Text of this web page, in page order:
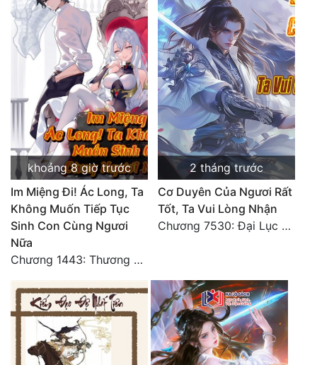
khoảng 8 giờ trước
Im Miệng Đi! Ác Long, Ta
Không Muốn Tiếp Tục
Sinh Con Cùng Ngươi
Nữa
Chương 1443: Thương Hoành Vạn Vật (Cuối cùng)
2 tháng trước
Cơ Duyên Của Ngươi Rất
Tốt, Ta Vui Lòng Nhận
Chương 7530: Đại Lục Khởi Nguyên – Kiến Thành 71